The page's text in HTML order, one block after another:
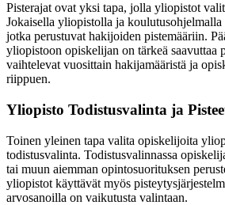
Pisterajat ovat yksi tapa, jolla yliopistot
Jokaisella yliopistolla ja koulutusohjelmalla
jotka perustuvat hakijoiden pistemääriin.
yliopistoon opiskelijan on tärkeä saavuttaa
vaihtelevat vuosittain hakijamääristä ja
riippuen.
Yliopisto Todistusvalinta ja
Toinen yleinen tapa valita opiskelijoita
todistusvalinta. Todistusvalinnassa
tai muun aiemman opintosuorituksen
yliopistot käyttävät myös
arvosanoilla on vaikutusta valintaan.